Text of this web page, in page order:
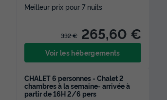
Meilleur prix pour 7 nuits
332 € 265,60 €
Voir les hébergements
CHALET 6 personnes - Chalet 2
chambres à la semaine- arrivée à
partir de 16H 2/6 pers